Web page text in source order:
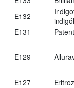
E132
E131
E129
E127